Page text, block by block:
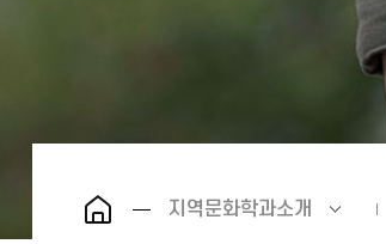
지역문화학과소개